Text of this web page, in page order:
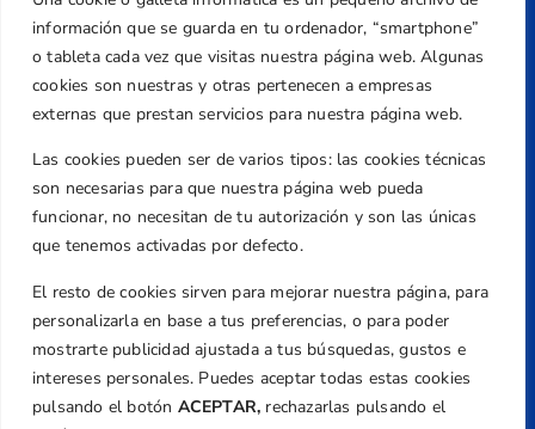
información que se guarda en tu ordenador, “smartphone”
o tableta cada vez que visitas nuestra página web. Algunas
cookies son nuestras y otras pertenecen a empresas
externas que prestan servicios para nuestra página web.
Las cookies pueden ser de varios tipos: las cookies técnicas
son necesarias para que nuestra página web pueda
funcionar, no necesitan de tu autorización y son las únicas
que tenemos activadas por defecto.
El resto de cookies sirven para mejorar nuestra página, para
personalizarla en base a tus preferencias, o para poder
mostrarte publicidad ajustada a tus búsquedas, gustos e
intereses personales. Puedes aceptar todas estas cookies
pulsando el botón ACEPTAR, rechazarlas pulsando el
Dirección
Centre de L´Esport, Carrer d'Isaac Peral i
Caballero, Nº 5, Despachos 2 y 3, 46980,
Valencia
+34 961 367 799
Email
federacion@golfcv.com
Aviso Legal
Política de Privacidad
Transparencia
Normativa